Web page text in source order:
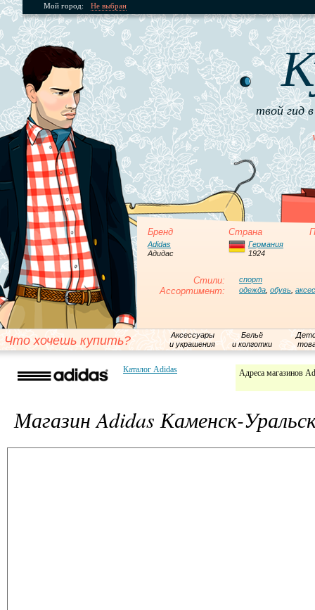
Мой город: Не выбран
твой гид
Бренд Страна
Adidas
Адидас
Германия
1924
Стили: спорт
Ассортимент: одежда обувь
Что хочешь купить?
Аксессуары
и украшения
Бельё
и колготки
Каталог Adidas Адреса магазинов
Магазин Adidas Каменск-